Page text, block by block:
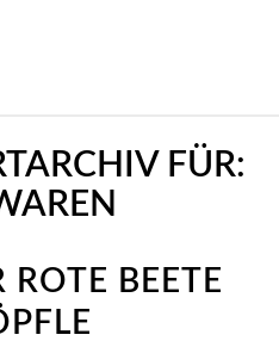
FÜR:
ROTE BEETE